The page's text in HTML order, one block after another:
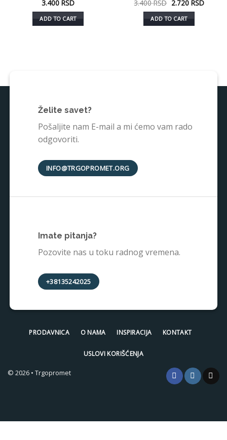
3.400 RSD
ADD TO CART
3.400RSD 2.720 RSD
ADD TO CART
Želite savet?
Pošaljite nam E-mail a mi ćemo vam rado
odgovoriti.
INFO@TRGOPROMET.ORG
Imate pitanja?
Pozovite nas u toku radnog vremena.
+38135242025
© 2026 • Trgopromet
PRODAVNICA O NAMA INSPIRACIJA KONTAKT
USLOVI KORIŠĆENJA